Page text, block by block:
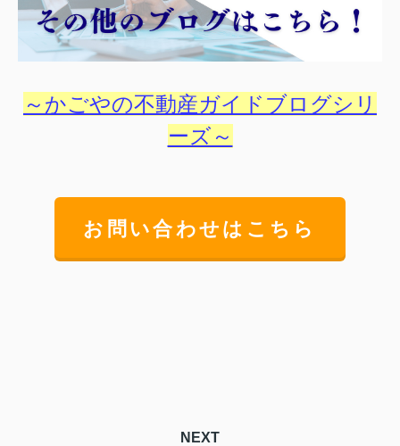
～かごやの不動産ガイドブログシリ
ーズ～
お問い合わせはこちら
NEXT